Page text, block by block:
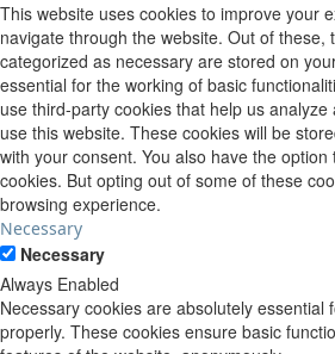
This website uses cookies to improve your
navigate through the website. Out of these,
categorized as necessary are stored on
essential for the working of basic
use third-party cookies that help us
use this website. These cookies will be
with your consent. You also have the
cookies. But opting out of some of these
browsing experience.
Necessary
Necessary
Always Enabled
Necessary cookies are absolutely essential
properly. These cookies ensure basic